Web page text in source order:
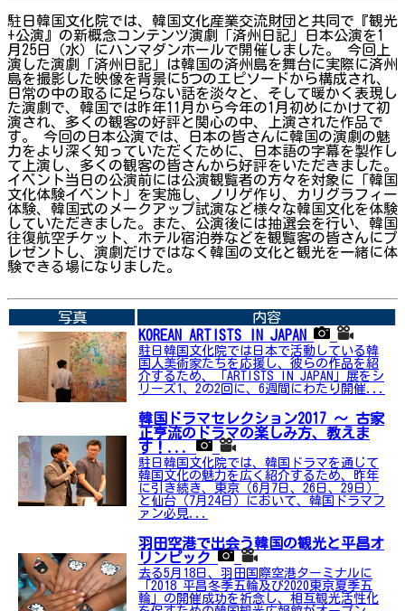
駐日韓国文化院では、韓国文化産業交流財団と共同で『観光
+公演』の新概念コンテンツ演劇「済州日記」日本公演を1
月25日（水）にハンマダンホールで開催しました。 今回上
演した演劇「済州日記」は韓国の済州島を舞台に実際に済州
島を撮影した映像を背景に5つのエピソードから構成され、
日常の中の取るに足らない話を淡々と、そして暖かく表現し
た演劇で、韓国では昨年11月から今年の1月初めにかけて初
演され、多くの観客の好評と関心の中、上演された作品で
す。 今回の日本公演では、日本の皆さんに韓国の演劇の魅
力をより深く知っていただくために、日本語の字幕を製作し
て上演し、多くの観客の皆さんから好評をいただきました。
イベント当日の公演前には公演観覧者の方々を対象に「韓国
文化体験イベント」を実施し、ノリゲ作り、カリグラフィー
体験、韓国式のメークアップ試演など様々な韓国文化を体験
していただきました。また、公演後には抽選会を行い、韓国
往復航空チケット、ホテル宿泊券などを観覧客の皆さんにプ
レゼントし、演劇だけではなく韓国の文化と観光を一緒に体
験できる場になりました。
写真
内容
KOREAN ARTISTS IN JAPAN
駐日韓国文化院では日本で活動している韓
国人美術家たちを応援し、彼らの作品を紹
介するため、「ARTISTS IN JAPAN」展をシ
リーズ1、2の2回に、6週間にわたり開催...
韓国ドラマセレクション2017 ～ 古家
正亨流のドラマの楽しみ方、教えま
す！...
駐日韓国文化院では、韓国ドラマを通じて
韓国文化の魅力を広く紹介するため、昨年
に引き続き、東京（6月7日、26日、29日）
と仙台（7月24日）において、韓国ドラマフ
ァン必見...
羽田空港で出会う韓国の観光と平昌オ
リンピック
去る5月18日、羽田国際空港ターミナルに
「2018 平昌冬季五輪及び2020東京夏季五
輪」の開催成功を祈念し、相互観光活性化